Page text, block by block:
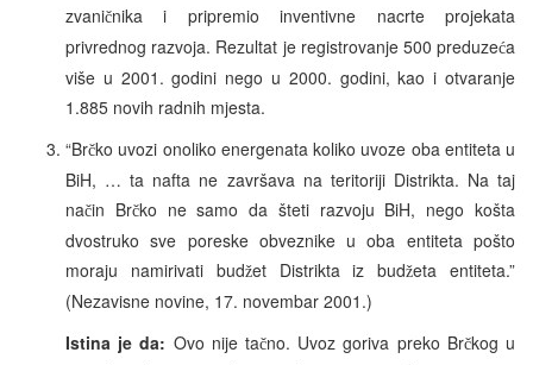
zvaničnika i pripremio inventivne nacrte projekata
privrednog razvoja. Rezultat je registrovanje 500 preduzeća
više u 2001. godini nego u 2000. godini, kao i otvaranje
1.885 novih radnih mjesta.
“Brčko uvozi onoliko energenata koliko uvoze oba entiteta u
BiH, … ta nafta ne završava na teritoriji Distrikta. Na taj
način Brčko ne samo da šteti razvoju BiH, nego košta
dvostruko sve poreske obveznike u oba entiteta pošto
moraju namirivati budžet Distrikta iz budžeta entiteta.”
(Nezavisne novine, 17. novembar 2001.)
Istina je da: Ovo nije tačno. Uvoz goriva preko Brčkog u